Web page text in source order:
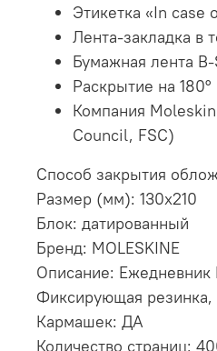
Этикетка «In case
Лента-закладка в
Бумажная лента
Раскрытие на 180°
Компания
Council, FSC)
Способ закрытия
Размер (мм): 130х210
Блок: датированный
Бренд: MOLESKINE
Описание: Ежедневник
Фиксирующая резинка,
Кармашек: ДА
Количество страниц: